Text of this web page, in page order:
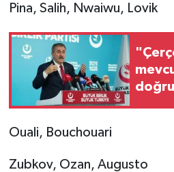
Pina, Salih, Nwaiwu, Lovik
Ouali, Bouchouari
Zubkov, Ozan, Augusto